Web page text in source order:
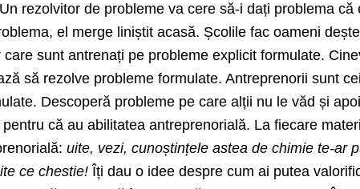
rezolvitor de probleme va cere să-i dați problema că
el merge liniștit acasă. Școlile fac oameni
sunt antrenați pe probleme explicit formulate.
să rezolve probleme formulate. Antreprenorii sunt
Descoperă probleme pe care alții nu le văd și
că au abilitatea antreprenorială. La fiecare
uite, vezi, cunoștințele astea de chimie te-ar
ce chestie! Îți dau o idee despre cum ai putea